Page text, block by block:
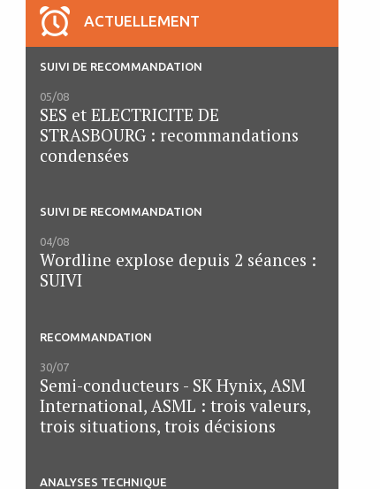
ACTUELLEMENT
SUIVI DE RECOMMANDATION
05/08
SES et ELECTRICITE DE
STRASBOURG : recommandations
condensées
SUIVI DE RECOMMANDATION
04/08
Wordline explose depuis 2 séances :
SUIVI
RECOMMANDATION
30/07
Semi-conducteurs - SK Hynix, ASM
International, ASML : trois valeurs,
trois situations, trois décisions
ANALYSES TECHNIQUE